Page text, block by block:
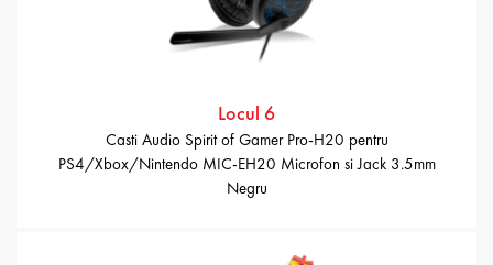
Locul 6
Casti Audio Spirit of Gamer Pro-H20 pentru
PS4/Xbox/Nintendo MIC-EH20 Microfon si Jack 3.5mm
Negru